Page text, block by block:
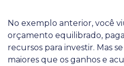
No exemplo anterior, você
orçamento equilibrado,
recursos para investir. Mas
maiores que os ganhos e